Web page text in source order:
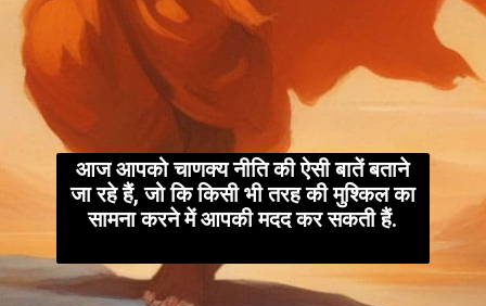
आज आपको चाणक्य नीति की ऐसी बातें बताने
जा रहे हैं, जो कि किसी भी तरह की मुश्किल का